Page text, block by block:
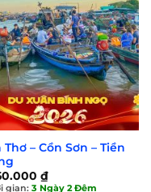
Thơ – Cồn Sơn – Tiền
₫
gian: 3 Ngày 2 Đêm